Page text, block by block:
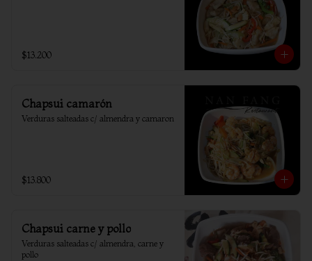
$13.200
Chapsui camarón
Verduras salteadas c/ almendra y camaron
$13.800
Chapsui carne y pollo
Verduras salteadas c/ almendra, carne y
pollo